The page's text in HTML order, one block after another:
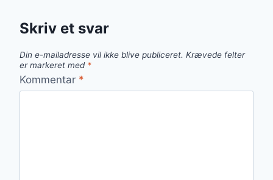
Skriv et svar
Din e-mailadresse vil ikke blive publiceret. Krævede felter
er markeret med *
Kommentar *